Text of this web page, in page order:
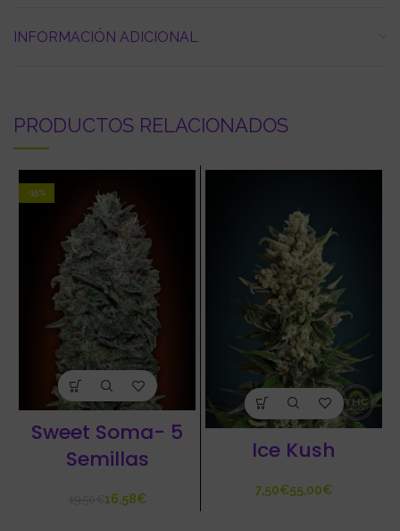
INFORMACIÓN ADICIONAL
PRODUCTOS RELACIONADOS
-15%
Sweet Soma- 5
Semillas
16,58€
Ice Kush
€ €